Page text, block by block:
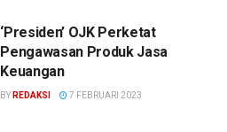
‘Presiden’ OJK Perketat
Pengawasan Produk Jasa
Keuangan
BY REDAKSI 7 FEBRUARI 2023